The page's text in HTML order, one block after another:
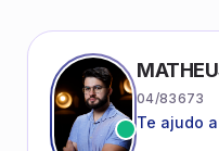
04/83673
Te ajudo